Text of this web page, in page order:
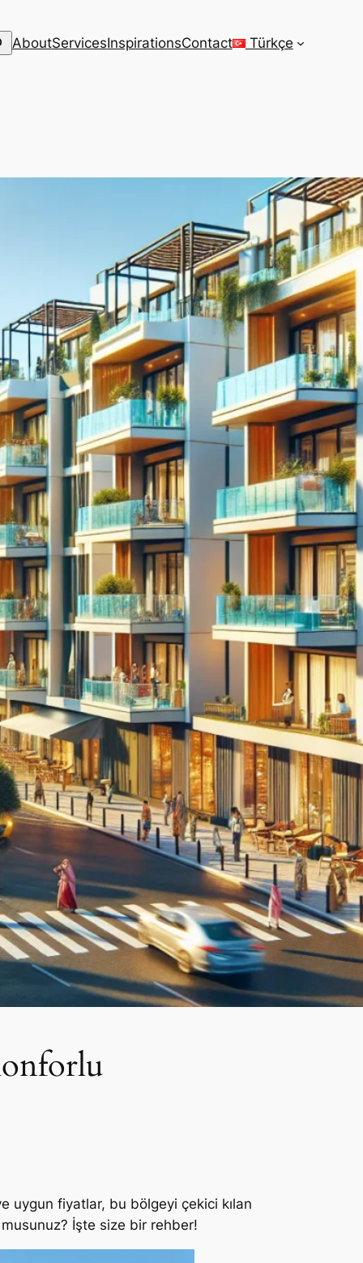
AboutServicesInspirationsContact Türkçe
uygun fiyatlar, bu bölgeyi çekici kılan
musunuz? İşte size bir rehber!